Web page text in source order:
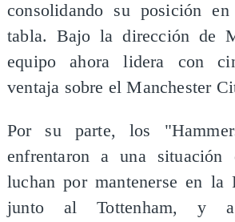
consolidando su posición
tabla. Bajo la dirección de
equipo ahora lidera con
ventaja sobre el Manchester
Por su parte, los
enfrentaron a una
luchan por mantenerse en la
junto al Tottenham, y